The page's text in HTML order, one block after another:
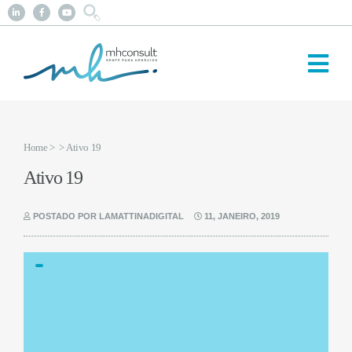
Home > > Ativo 19
Ativo 19
POSTADO POR LAMATTINADIGITAL 11, JANEIRO, 2019